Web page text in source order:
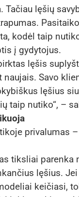
Tačiau lęšių
kodėl taip
į gydytojus.
lęšis
Savo
lęšius
taip nutiko“, –
privalumas
tiksliai
lęšius.
keičiasi,